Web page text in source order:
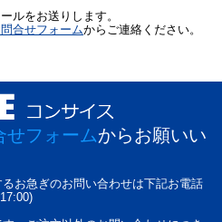
ルをお送りします。
合せフォームからご連絡ください。
せフォームからお願いい
お急ぎのお問い合わせは下記お電話